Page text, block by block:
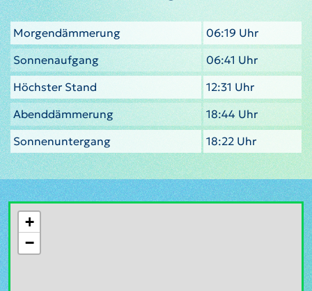
Morgendämmerung
06:19 Uhr
Sonnenaufgang
06:41 Uhr
Höchster Stand
12:31 Uhr
Abenddämmerung
18:44 Uhr
Sonnenuntergang
18:22 Uhr
+
−